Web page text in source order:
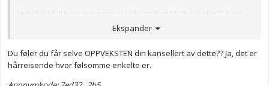
Hvorfor skal hele min oppvekst/barndom bli "kansellert" bare
fordi jeg var så "uheldig" å bli født inn i 80-tallet? Min oppvekst
Anonymkode: 7378b...c2c
Ekspander
Du føler du får selve OPPVEKSTEN din kansellert av dette?? Ja, det er
hårreisende hvor følsomme enkelte er.